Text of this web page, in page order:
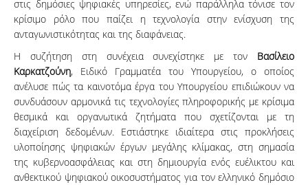
στις δημόσιες ψηφιακές υπηρεσίες, ενώ παράλληλα τόνισε τον
κρίσιμο ρόλο που παίζει η τεχνολογία στην ενίσχυση της
ανταγωνιστικότητας και της διαφάνειας.
Η συζήτηση στη συνέχεια συνεχίστηκε με τον Βασίλειο
Καρκατζούνη, Ειδικό Γραμματέα του Υπουργείου, ο οποίος
ανέλυσε πώς τα καινοτόμα έργα του Υπουργείου επιδιώκουν να
συνδυάσουν αρμονικά τις τεχνολογίες πληροφορικής με κρίσιμα
θεσμικά και οργανωτικά ζητήματα που σχετίζονται με τη
διαχείριση δεδομένων. Εστιάστηκε ιδιαίτερα στις προκλήσεις
υλοποίησης ψηφιακών έργων μεγάλης κλίμακας, στη σημασία
της κυβερνοασφάλειας και στη δημιουργία ενός ευέλικτου και
ανθεκτικού ψηφιακού οικοσυστήματος για τον ελληνικό δημόσιο